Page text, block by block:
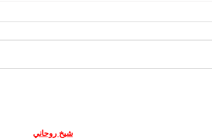
شيخ روحاني